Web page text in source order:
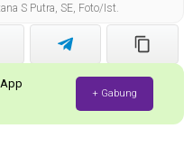
S Putra, SE, Foto/Ist.
+ Gabung